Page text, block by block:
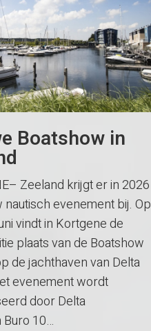
Boatshow in
Zeeland krijgt er in 2026
nautisch evenement bij. Op
vindt in Kortgene de
plaats van de Boatshow
de jachthaven van Delta
evenement wordt
door Delta
Buro 10…